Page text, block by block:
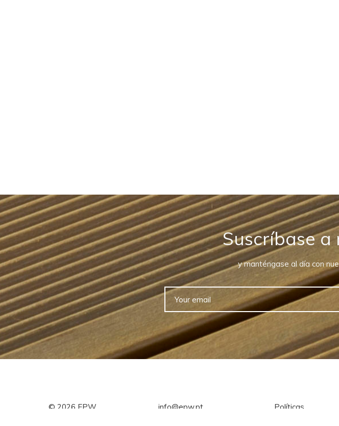
Suscríbase
y manténgase al día con
©2026 EPW
info@epw.pt
Políticas